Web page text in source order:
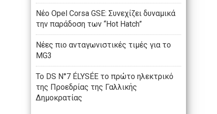
Νέο Opel Corsa GSE: Συνεχίζει δυναμικά
την παράδοση των “Hot Hatch”
Νέες πιο ανταγωνιστικές τιμές για το
MG3
Το DS N°7 ÉLYSÉE το πρώτο ηλεκτρικό
της Προεδρίας της Γαλλικής
Δημοκρατίας